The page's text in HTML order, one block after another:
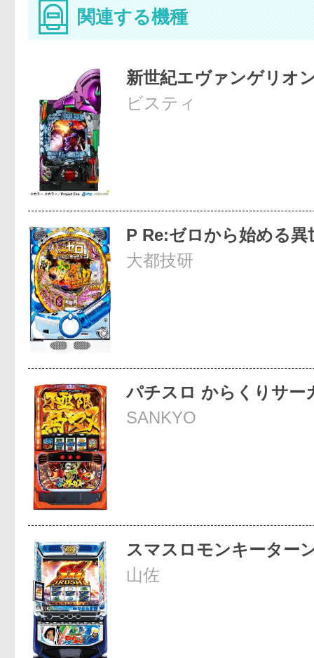
関連する機種
新世紀エヴァンゲリオ
ビスティ
P Re:ゼロから始める
大都技研
パチスロ からくりサー
SANKYO
スマスロモンキーター
山佐